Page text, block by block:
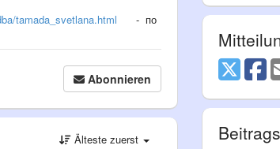
tamada_svetlana.html - по
Abonnieren
Älteste zuerst